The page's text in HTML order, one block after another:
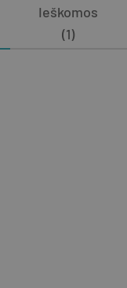
Ieškomos
(1)